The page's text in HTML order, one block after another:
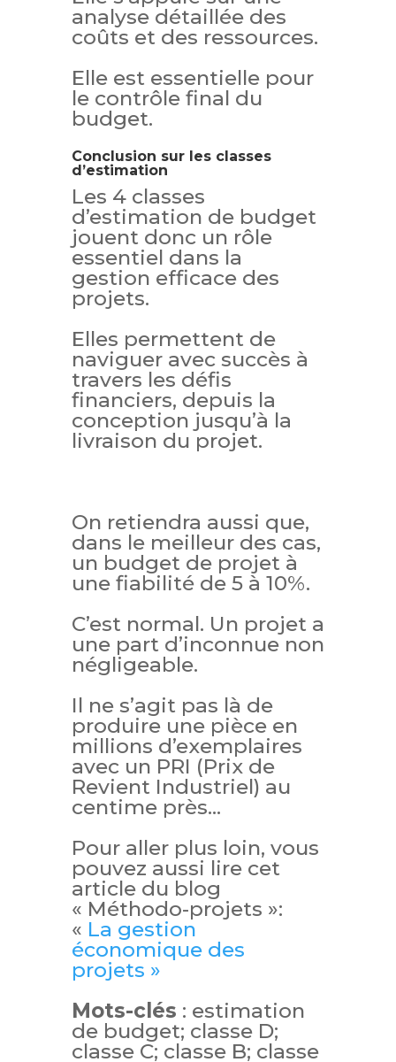
analyse détaillée des
coûts et des ressources.
Elle est essentielle pour
le contrôle final du
budget.
Conclusion sur les classes
d’estimation
Les 4 classes
d’estimation de budget
jouent donc un rôle
essentiel dans la
gestion efficace des
projets.
Elles permettent de
naviguer avec succès à
travers les défis
financiers, depuis la
conception jusqu’à la
livraison du projet.
On retiendra aussi que,
dans le meilleur des cas,
un budget de projet à
une fiabilité de 5 à 10%.
C’est normal. Un projet a
une part d’inconnue non
négligeable.
Il ne s’agit pas là de
produire une pièce en
millions d’exemplaires
avec un PRI (Prix de
Revient Industriel) au
centime près…
Pour aller plus loin, vous
pouvez aussi lire cet
article du blog
« Méthodo-projets »:
« La gestion
économique des
projets »
Mots-clés : estimation
de budget; classe D;
classe C; classe B; classe